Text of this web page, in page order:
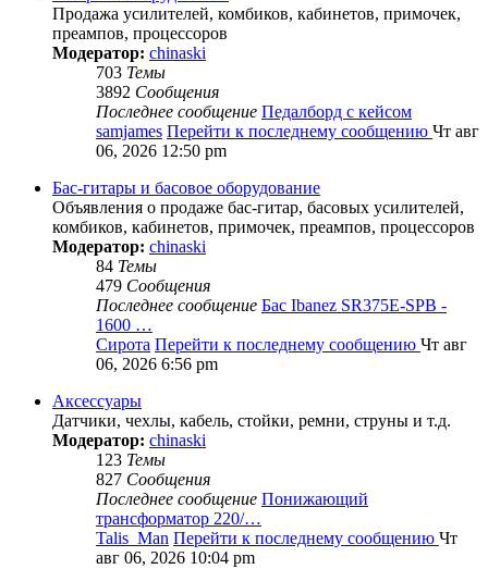
Продажа усилителей, комбиков, кабинетов, примочек,
преампов, процессоров
Модератор: chinaski
703 Темы
3892 Сообщения
Последнее сообщение Педалборд с кейсом
samjames Перейти к последнему сообщению Чт авг
06, 2026 12:50 pm
Бас-гитары и басовое оборудование
Объявления о продаже бас-гитар, басовых усилителей,
комбиков, кабинетов, примочек, преампов, процессоров
Модератор: chinaski
84 Темы
479 Сообщения
Последнее сообщение Бас Ibanez SR375E-SPB -
1600 …
Сирота Перейти к последнему сообщению Чт авг
06, 2026 6:56 pm
Аксессуары
Датчики, чехлы, кабель, стойки, ремни, струны и т.д.
Модератор: chinaski
123 Темы
827 Сообщения
Последнее сообщение Понижающий
трансформатор 220/…
Talis_Man Перейти к последнему сообщению Чт
авг 06, 2026 10:04 pm